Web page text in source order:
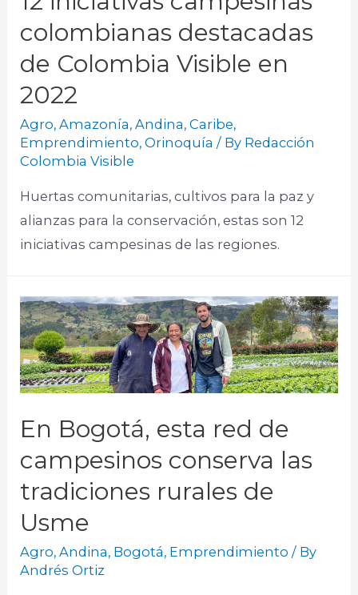
colombianas destacadas
de Colombia Visible en
2022
Agro,Amazonía,Andina,Caribe,
Emprendimiento,Orinoquía / By Redacción
Colombia Visible
Huertas comunitarias, cultivos para la paz y
alianzas para la conservación, estas son 12
iniciativas campesinas de las regiones.
En Bogotá, esta red de
campesinos conserva las
tradiciones rurales de
Usme
Agro,Andina, Bogotá, Emprendimiento / By
Andrés Ortiz